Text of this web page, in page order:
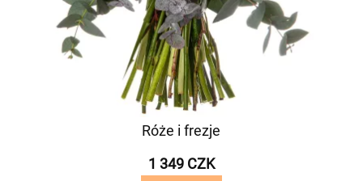
Róże i frezje
1 349 CZK